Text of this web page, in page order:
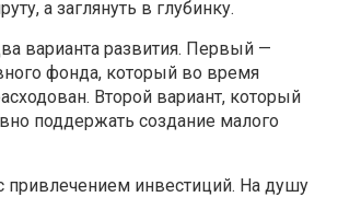
а заглянуть в глубинку.
варианта развития. Первый —
фонда, который во время
Второй вариант, который
поддержать создание малого
привлечением инвестиций. На душу